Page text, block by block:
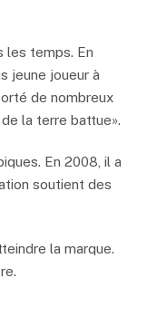
les temps. En
jeune joueur à
de nombreux
la terre battue».
En 2008, il a
soutient des
la marque.